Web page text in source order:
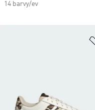
14 barvy/ev